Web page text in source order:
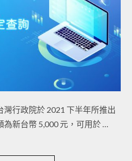
行政院於 2021 下半年所推出
新台幣 5,000 元，可用於 …